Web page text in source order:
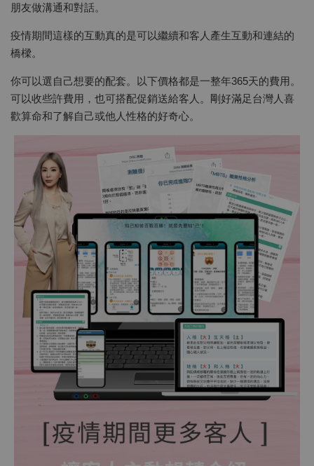
朋友做溝通和對話。
疫情期間這樣的互動真的是可以繼續和客人產生互動和連結的
橋樑。
你可以選自己想要的配套。以下價格都是一整年365天的費用。
可以收些許費用，也可搭配促銷送給客人。剛好滿足台灣人喜
歡算命和了解自己或他人性格的好奇心。